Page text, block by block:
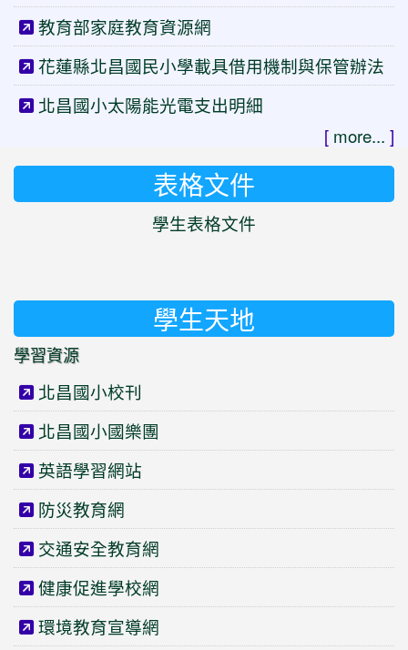
教育部家庭教育資源網
花蓮縣北昌國民小學載具借用機制與保管辦法
北昌國小太陽能光電支出明細
[ more... ]
表格文件
學生表格文件
學生天地
學習資源
北昌國小校刊
北昌國小國樂團
英語學習網站
防災教育網
交通安全教育網
健康促進學校網
環境教育宣導網